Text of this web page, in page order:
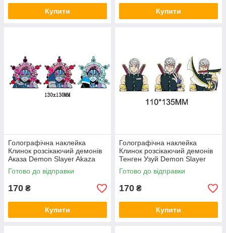
Купити Купити
Голографічна наклейка
Клинок розсікаючий демонів
Аказа Demon Slayer Akaza
130x130 мм
Готово до відправки
170 ₴
Купити
Голографічна наклейка
Клинок розсікаючий демонів
Тенген Узуй Demon Slayer
Uzui Tengen 110x135 мм
Готово до відправки
170 ₴
Купити